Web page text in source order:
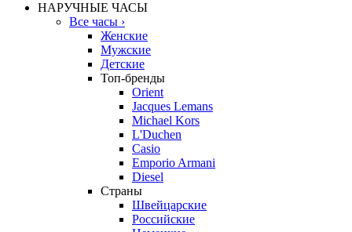
НАРУЧНЫЕ ЧАСЫ
Все часы ›
Женские
Мужские
Детские
Топ-бренды
Orient
Jacques Lemans
Michael Kors
L'Duchen
Casio
Emporio Armani
Diesel
Страны
Швейцарские
Российские